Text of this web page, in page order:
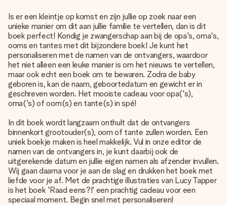
Is er een kleintje op komst en zijn jullie op zoek naar een
unieke manier om dit aan jullie familie te vertellen, dan is dit
boek perfect! Kondig je zwangerschap aan bij de opa's, oma's,
ooms en tantes met dit bijzondere boek! Je kunt het
personaliseren met de namen van de ontvangers, waardoor
het niet alleen een leuke manier is om het nieuws te vertellen,
maar ook echt een boek om te bewaren. Zodra de baby
geboren is, kan de naam, geboortedatum en gewicht er in
geschreven worden. Het mooiste cadeau voor opa('s),
oma('s) of oom(s) en tante(s) in spé!
In dit boek wordt langzaam onthult dat de ontvangers
binnenkort grootouder(s), oom of tante zullen worden. Een
uniek boekje maken is heel makkelijk. Vul in onze editor de
namen van de ontvangers in, je kunt daarbij ook de
uitgerekende datum en jullie eigen namen als afzender invullen.
Wij gaan daarna voor je aan de slag en drukken het boek met
liefde voor je af. Met de prachtige illustraties van Lucy Tapper
is het boek 'Raad eens?!' een prachtig cadeau voor een
speciaal moment. Begin snel met personaliseren!